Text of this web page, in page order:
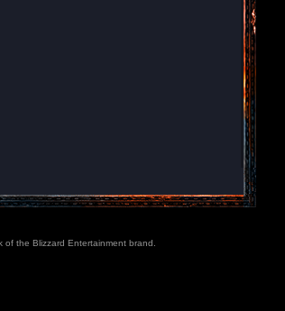
the Blizzard Entertainment brand.